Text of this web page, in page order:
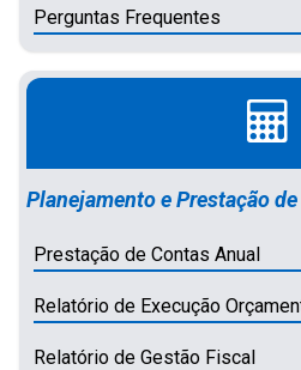
Perguntas Frequentes
Planejamento e Prestação
Prestação de Contas Anual
Relatório de Execução
Relatório de Gestão Fiscal